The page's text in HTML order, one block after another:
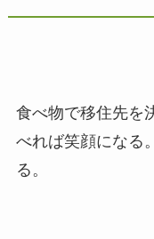
食べ物で移住先を
べれば笑顔になる
る。